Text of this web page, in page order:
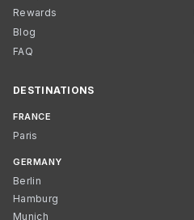
Rewards
Blog
FAQ
DESTINATIONS
FRANCE
Paris
GERMANY
Berlin
Hamburg
Munich